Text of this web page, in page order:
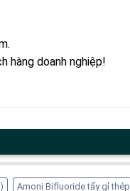
hàng doanh nghiệp!
Amoni Bifluoride tẩy gỉ thép